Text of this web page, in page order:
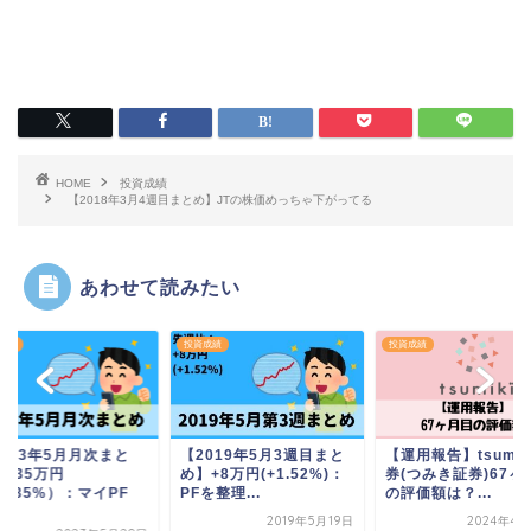
HOME
投資成績
【2018年3月4週目まとめ】JTの株価めっちゃ下がってる
あわせて読みたい
年5月月次まと
+35万円
）：マイPF
投資成績
【2019年5月3週目まと
め】+8万円(+1.52%)：
PFを整理...
2019年5月19日
投資成績
【運用報告】
券(つみき証券)67ヶ
の評価額は？...
2024年4